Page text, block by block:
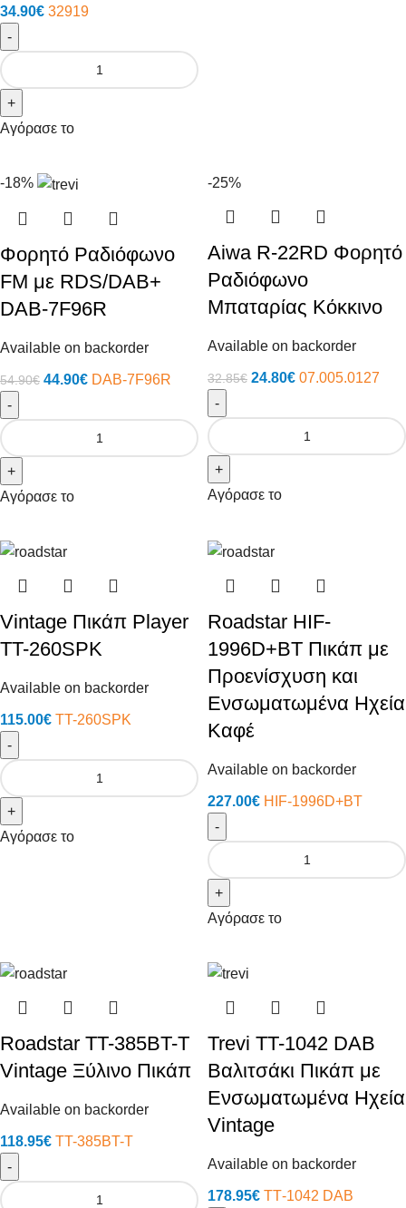
34.90€ 32919
-
+
Αγόρασε το
-18%
Φορητό Ραδιόφωνο
FM με RDS/DAB+
DAB-7F96R
Available on backorder
54.90€ 44.90€ DAB-7F96R
-
+
Αγόρασε το
-25%
Aiwa R-22RD Φορητό
Ραδιόφωνο
Μπαταρίας Κόκκινο
Available on backorder
32.85€ 24.80€ 07.005.0127
-
+
Αγόρασε το
Vintage Πικάπ Player
TT-260SPK
Available on backorder
115.00€ TT-260SPK
-
+
Αγόρασε το
Roadstar HIF-
1996D+BT Πικάπ με
Προενίσχυση και
Ενσωματωμένα Ηχεία
Καφέ
Available on backorder
227.00€ HIF-1996D+BT
-
+
Αγόρασε το
Roadstar TT-385BT-T
Vintage Ξύλινο Πικάπ
Available on backorder
118.95€ TT-385BT-T
-
Trevi TT-1042 DAB
Βαλιτσάκι Πικάπ με
Ενσωματωμένα Ηχεία
Vintage
Available on backorder
178.95€ ΤΤ-1042 DAB